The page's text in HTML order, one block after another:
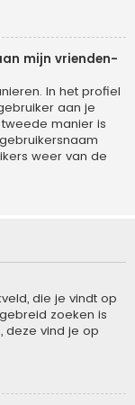
mijn vrienden-
In het profiel
aan je
manier is
weer van de
die je vindt op
zoeken is
deze vind je op